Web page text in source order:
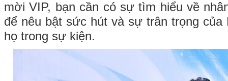
mời VIP, bạn cần có sự tìm hiểu về
để nêu bật sức hút và sự trân trọng của
họ trong sự kiện.